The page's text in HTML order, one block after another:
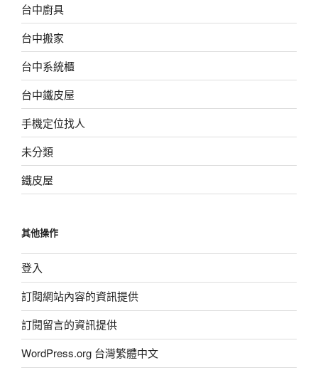
台中廚具
台中搬家
台中系統櫃
台中鐵皮屋
手機定位找人
未分類
鐵皮屋
其他操作
登入
訂閱網站內容的資訊提供
訂閱留言的資訊提供
WordPress.org 台灣繁體中文